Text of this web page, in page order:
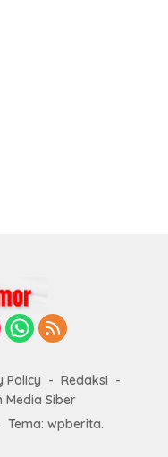
Policy
Redaksi
Media Siber
Tema: wpberita.